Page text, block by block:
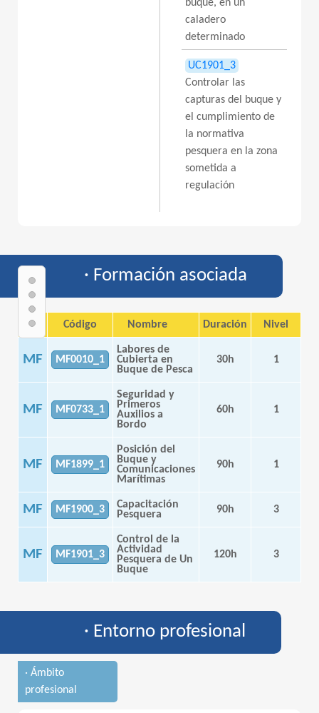
buque, en un
caladero
determinado
UC1901_3
Controlar las
capturas del buque y
el cumplimiento de
la normativa
pesquera en la zona
sometida a
regulación
· Formación asociada
Tipo Código Nombre Duración Nivel
MF MF0010_1
Labores de
Cubierta en
Buque de Pesca
30h 1
MF MF0733_1
Seguridad y
Primeros
Auxilios a
Bordo
60h 1
MF MF1899_1
Posición del
Buque y
Comunicaciones
Marítimas
90h 1
MF MF1900_3
Capacitación
Pesquera
90h 3
MF MF1901_3
Control de la
Actividad
Pesquera de Un
Buque
120h 3
· Entorno profesional
· Ámbito
profesional